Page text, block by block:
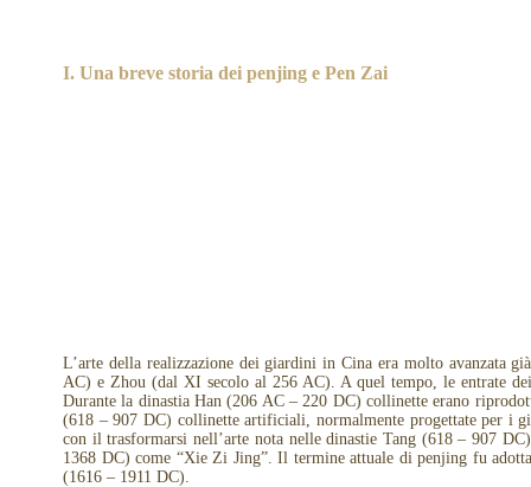
I. Una breve storia dei penjing e Pen Zai
L’arte della realizzazione dei giardini in Cina era molto
AC) e Zhou (dal XI secolo al 256 AC). A quel tempo, le entrate
Durante la dinastia Han (206 AC – 220 DC) collinette erano
(618 – 907 DC) collinette artificiali, normalmente progettate per i
con il trasformarsi nell’arte nota nelle dinastie Tang (618 – 907
1368 DC) come “Xie Zi Jing”. Il termine attuale di penjing fu
(1616 – 1911 DC).